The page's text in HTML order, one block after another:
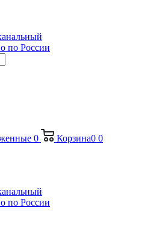
по России
0 Корзина0 0
по России